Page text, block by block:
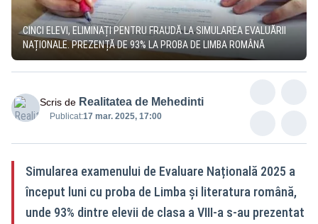
CINCI ELEVI, ELIMINAȚI PENTRU FRAUDĂ LA SIMULAREA EVALUĂRII
NAȚIONALE. PREZENȚĂ DE 93% LA PROBA DE LIMBA ROMÂNĂ
Scris de Realitatea de Mehedinti
Publicat:17 mar. 2025, 17:00
Simularea examenului de Evaluare Națională 2025 a
început luni cu proba de Limba și literatura română,
unde 93% dintre elevii de clasa a VIII-a s-au prezentat